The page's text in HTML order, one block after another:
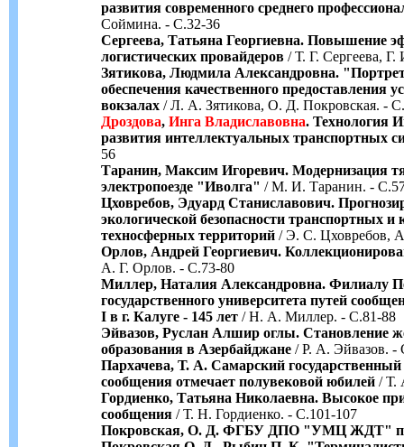
развития современного среднего
Соймина. - С.32-36
Сергеева, Татьяна Георгиевна. Повышение
логистических провайдеров / Т. Г. Сергеева,
Зятикова, Людмила Александровна.
обеспечения качественного предоставления
вокзалах / Л. А. Зятикова, О. Д. Покровская. -
Дроздова, Инга Владиславовна. Технология
развития интеллектуальных транспортных
56
Таранин, Максим Игоревич. Модернизация
электропоезде "Иволга" / М. И. Таранин. -
Цховребов, Эдуард Станиславович.
экологической безопасности транспортных
техносферных территорий / Э. С. Цховребов,
Орлов, Андрей Георгиевич.
А. Г. Орлов. - С.73-80
Миллер, Наталия Александровна. Филиалу
государственного университета путей
I в г. Калуге - 145 лет / Н. А. Миллер. - С.81-88
Эйвазов, Руслан Алшир оглы. Становление
образования в Азербайджане / Р. А. Эйвазов. -
Пархачева, Т. А. Самарский государственный
сообщения отмечает полувековой юбилей / Т.
Гордиенко, Татьяна Николаевна. Высокое
сообщения / Т. Н. Гордиенко. - С.101-107
Покровская, О. Д. ФГБУ ДПО "УМЦ ЖДТ"